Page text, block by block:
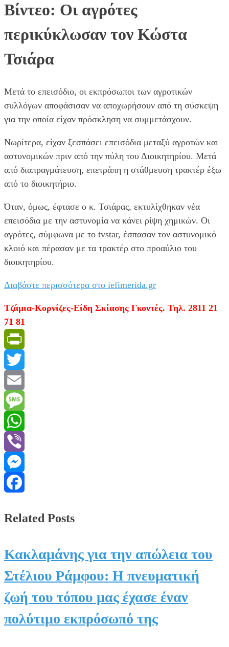
Βίντεο: Οι αγρότες
περικύκλωσαν τον Κώστα
Τσιάρα
Μετά το επεισόδιο, οι εκπρόσωποι των αγροτικών
συλλόγων αποφάσισαν να αποχωρήσουν από τη σύσκεψη
για την οποία είχαν πρόσκληση να συμμετάσχουν.
Νωρίτερα, είχαν ξεσπάσει επεισόδια μεταξύ αγροτών και
αστυνομικών πριν από την πύλη του Διοικητηρίου. Μετά
από διαπραγμάτευση, επετράπη η στάθμευση τρακτέρ έξω
από το διοικητήριο.
Όταν, όμως, έφτασε ο κ. Τσιάρας, εκτυλίχθηκαν νέα
επεισόδια με την αστυνομία να κάνει ρίψη χημικών. Οι
αγρότες, σύμφωνα με το tvstar, έσπασαν τον αστυνομικό
κλοιό και πέρασαν με τα τρακτέρ στο προαύλιο του
διοικητηρίου.
Διαβάστε περισσότερα στο iefimerida.gr
Τζάμια-Κορνίζες-Είδη Σκίασης Γκοντές. Τηλ. 2811 21
71 81
PrintFriendly
Twitter
Email
Message
WhatsApp
Viber
Messenger
Related Posts
Κακλαμάνης για την απώλεια του
Στέλιου Ράμφου: Η πνευματική
ζωή του τόπου μας έχασε έναν
πολύτιμο εκπρόσωπό της